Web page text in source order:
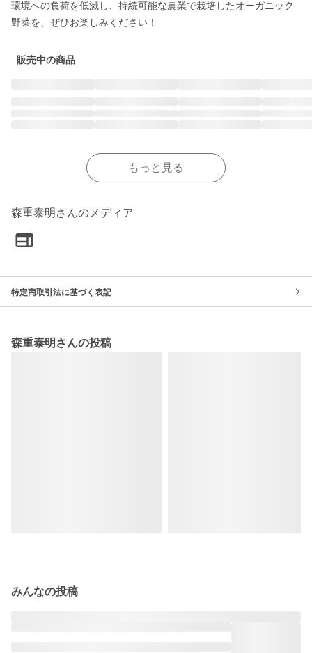
環境への負荷を低減し、持続可能な農業で栽培したオーガニック
販売中の商品
もっと見る
森重泰明さんのメディア
特定商取引法に基づく表記
森重泰明さんの投稿
みんなの投稿